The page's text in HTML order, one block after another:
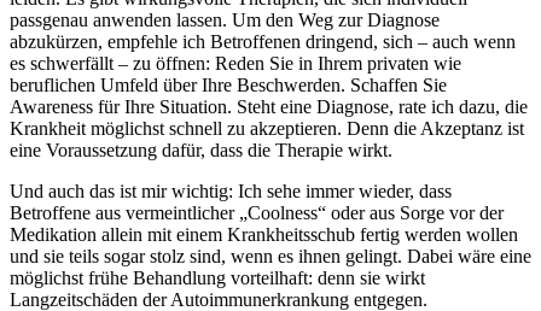
passgenau anwenden lassen. Um den Weg zur Diagnose
abzukürzen, empfehle ich Betroffenen dringend, sich – auch wenn
es schwerfällt – zu öffnen: Reden Sie in Ihrem privaten wie
beruflichen Umfeld über Ihre Beschwerden. Schaffen Sie
Awareness für Ihre Situation. Steht eine Diagnose, rate ich dazu, die
Krankheit möglichst schnell zu akzeptieren. Denn die Akzeptanz ist
eine Voraussetzung dafür, dass die Therapie wirkt.
Und auch das ist mir wichtig: Ich sehe immer wieder, dass
Betroffene aus vermeintlicher „Coolness“ oder aus Sorge vor der
Medikation allein mit einem Krankheitsschub fertig werden wollen
und sie teils sogar stolz sind, wenn es ihnen gelingt. Dabei wäre eine
möglichst frühe Behandlung vorteilhaft: denn sie wirkt
Langzeitschäden der Autoimmunerkrankung entgegen.